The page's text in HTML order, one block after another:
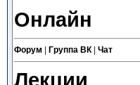
Онлайн
Форум Группа ВК| Чат
Лекции